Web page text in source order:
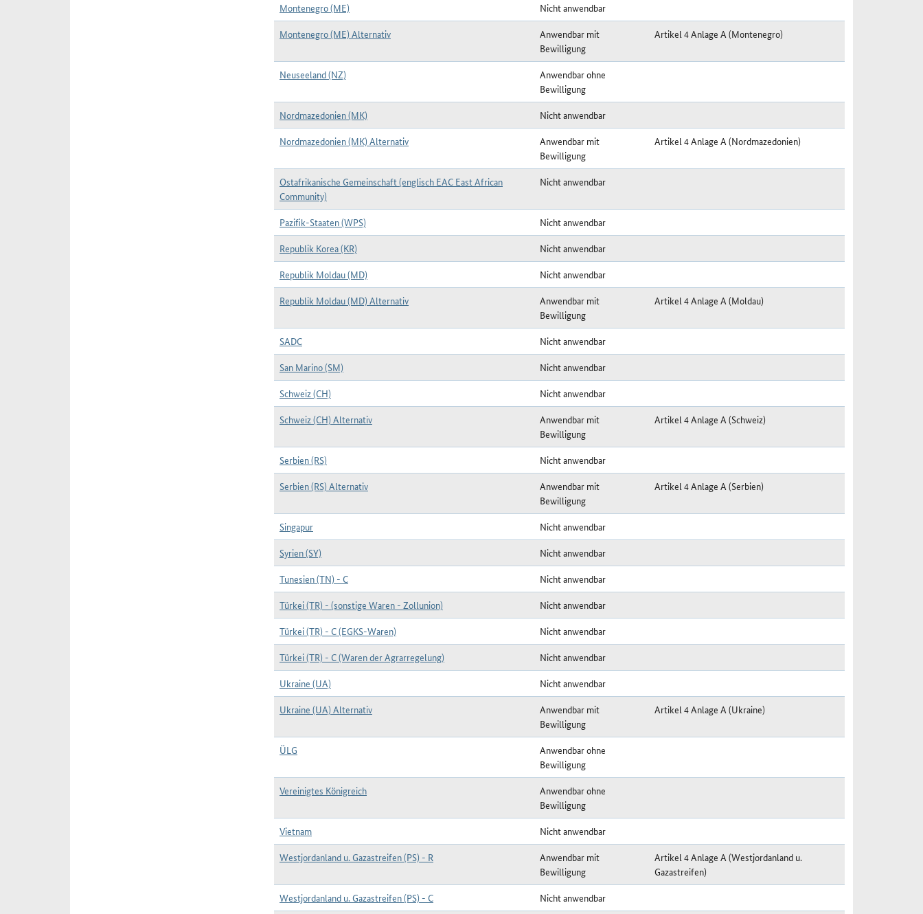
Montenegro (ME)
Nicht anwendbar
Montenegro (ME) Alternativ
Anwendbar mit
Bewilligung
Artikel 4 Anlage A (Montenegro)
Neuseeland (NZ)
Anwendbar ohne
Bewilligung
Nordmazedonien (MK)
Nicht anwendbar
Nordmazedonien (MK) Alternativ
Anwendbar mit
Bewilligung
Artikel 4 Anlage A (Nordmazedonien)
Ostafrikanische Gemeinschaft (englisch EAC East African
Community)
Nicht anwendbar
Pazifik-Staaten (WPS)
Nicht anwendbar
Republik Korea (KR)
Nicht anwendbar
Republik Moldau (MD)
Nicht anwendbar
Republik Moldau (MD) Alternativ
Anwendbar mit
Bewilligung
Artikel 4 Anlage A (Moldau)
SADC
Nicht anwendbar
San Marino (SM)
Nicht anwendbar
Schweiz (CH)
Nicht anwendbar
Schweiz (CH) Alternativ
Anwendbar mit
Bewilligung
Artikel 4 Anlage A (Schweiz)
Serbien (RS)
Nicht anwendbar
Serbien (RS) Alternativ
Anwendbar mit
Bewilligung
Artikel 4 Anlage A (Serbien)
Singapur
Nicht anwendbar
Syrien (SY)
Nicht anwendbar
Tunesien (TN) - C
Nicht anwendbar
Türkei (TR) - (sonstige Waren - Zollunion)
Nicht anwendbar
Türkei (TR) - C (EGKS-Waren)
Nicht anwendbar
Türkei (TR) - C (Waren der Agrarregelung)
Nicht anwendbar
Ukraine (UA)
Nicht anwendbar
Ukraine (UA) Alternativ
Anwendbar mit
Bewilligung
Artikel 4 Anlage A (Ukraine)
ÜLG
Anwendbar ohne
Bewilligung
Vereinigtes Königreich
Anwendbar ohne
Bewilligung
Vietnam
Nicht anwendbar
Westjordanland u. Gazastreifen (PS) - R
Anwendbar mit
Bewilligung
Artikel 4 Anlage A (Westjordanland u.
Gazastreifen)
Westjordanland u. Gazastreifen (PS) - C
Nicht anwendbar